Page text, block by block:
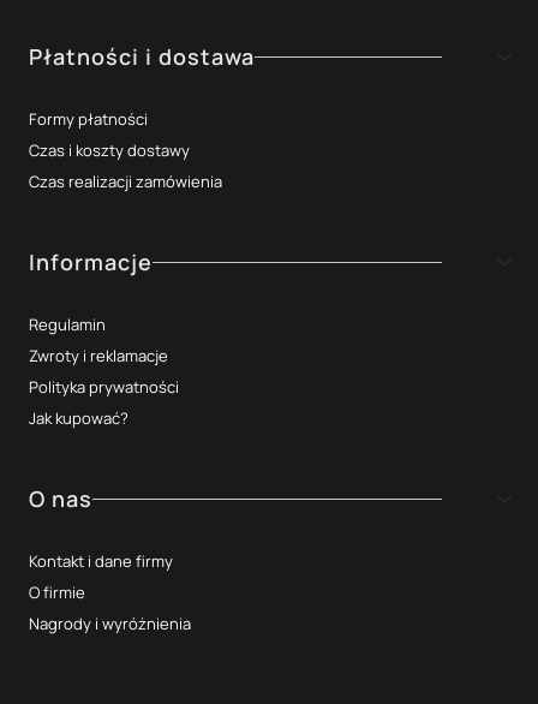
Płatności i dostawa
Formy płatności
Czas i koszty dostawy
Czas realizacji zamówienia
Informacje
Regulamin
Zwroty i reklamacje
Polityka prywatności
Jak kupować?
O nas
Kontakt i dane firmy
O firmie
Nagrody i wyróżnienia